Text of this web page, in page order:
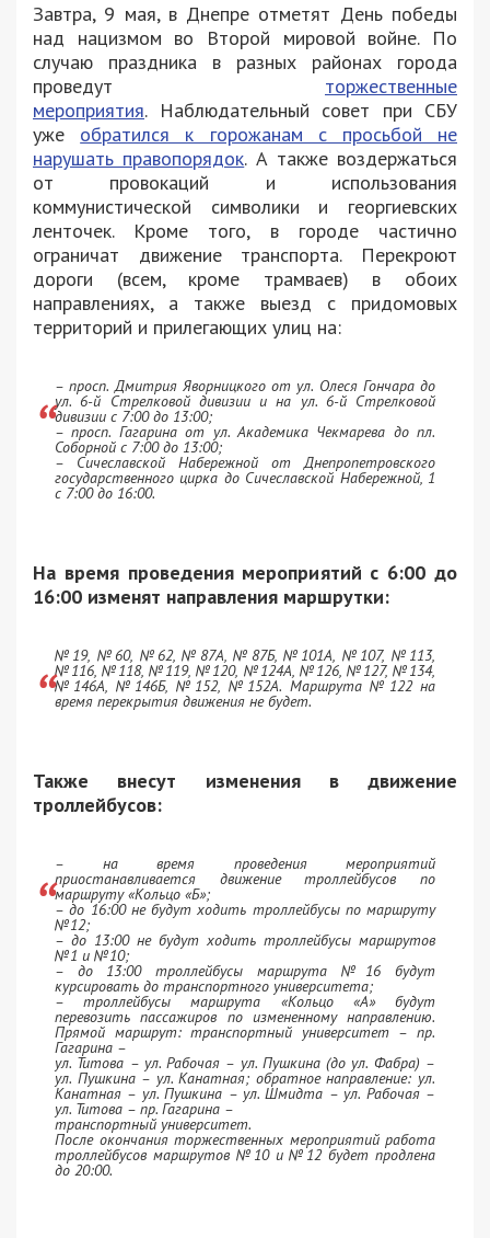
Завтра, 9 мая, в Днепре отметят День победы
над нацизмом во Второй мировой войне. По
случаю праздника в разных районах города
проведут торжественные
мероприятия. Наблюдательный совет при СБУ
уже обратился к горожанам с просьбой не
нарушать правопорядок. А также воздержаться
от провокаций и использования
коммунистической символики и георгиевских
ленточек. Кроме того, в городе частично
ограничат движение транспорта. Перекроют
дороги (всем, кроме трамваев) в обоих
направлениях, а также выезд с придомовых
территорий и прилегающих улиц на:
– просп. Дмитрия Яворницкого от ул. Олеся Гончара до
ул. 6-й Стрелковой дивизии и на ул. 6-й Стрелковой
дивизии с 7:00 до 13:00;
– просп. Гагарина от ул. Академика Чекмарева до пл.
Соборной с 7:00 до 13:00;
– Сичеславской Набережной от Днепропетровского
государственного цирка до Сичеславской Набережной, 1
с 7:00 до 16:00.
На время проведения мероприятий с 6:00 до
16:00 изменят направления маршрутки:
№19, №60, №62, №87А, №87Б, №101А, №107, №113,
№116, №118, №119, №120, №124А, №126, №127, №134,
№146А, №146Б, №152, №152А. Маршрута №122 на
время перекрытия движения не будет.
Также внесут изменения в движение
троллейбусов:
– на время проведения мероприятий
приостанавливается движение троллейбусов по
маршруту «Кольцо «Б»;
– до 16:00 не будут ходить троллейбусы по маршруту
№12;
– до 13:00 не будут ходить троллейбусы маршрутов
№1 и №10;
– до 13:00 троллейбусы маршрута №16 будут
курсировать до транспортного университета;
– троллейбусы маршрута «Кольцо «А» будут
перевозить пассажиров по измененному направлению.
Прямой маршрут: транспортный университет – пр.
Гагарина –
ул. Титова – ул. Рабочая – ул. Пушкина (до ул. Фабра) –
ул. Пушкина – ул. Канатная; обратное направление: ул.
Канатная – ул. Пушкина – ул. Шмидта – ул. Рабочая –
ул. Титова – пр. Гагарина –
транспортный университет.
После окончания торжественных мероприятий работа
троллейбусов маршрутов №10 и №12 будет продлена
до 20:00.